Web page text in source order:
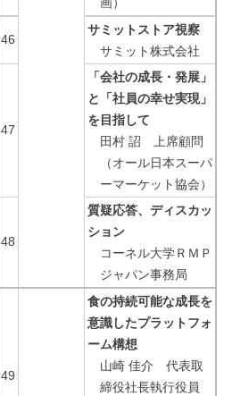
46
サミットストア視察
サミット株式会社
47
「会社の成長・発展」
と「社員の幸せ実現」
を目指して
田村 詔 上席顧問
（オール日本スーパ
ーマーケット協会）
48
質疑応答、ディスカッ
ション
コーネル大学ＲＭＰ
ジャパン事務局
49
食の持続可能な成長を
意識したプラットフォ
ーム構想
山崎 佳介 代表取
締役社長執行役員